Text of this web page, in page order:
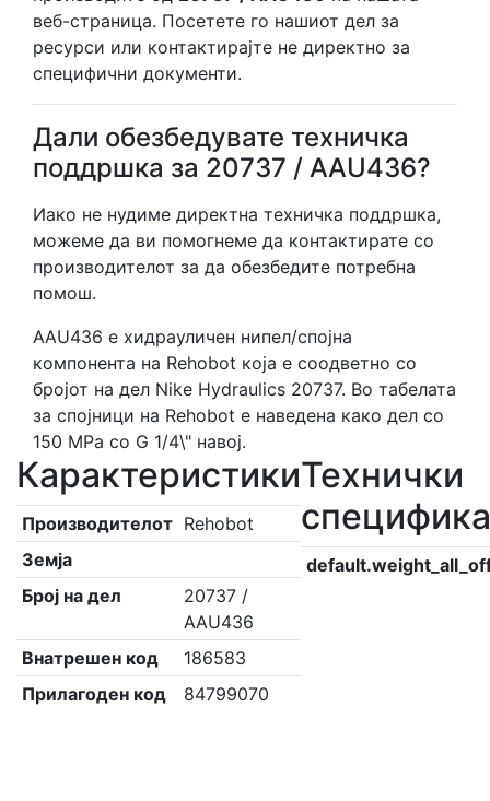
веб-страница. Посетете го нашиот дел за
ресурси или контактирајте не директно за
специфични документи.
Дали обезбедувате техничка
поддршка за 20737 / AAU436?
Иако не нудиме директна техничка поддршка,
можеме да ви помогнеме да контактирате со
производителот за да обезбедите потребна
помош.
AAU436 е хидрауличен нипел/спојна
компонента на Rehobot која е соодветно со
бројот на дел Nike Hydraulics 20737. Во табелата
за спојници на Rehobot е наведена како дел со
150 MPa со G 1/4\" навој.
Карактеристики
Производителот Rehobot
Земја
Број на дел
20737 /
AAU436
Внатрешен код
186583
Прилагоден код
84799070
Технички